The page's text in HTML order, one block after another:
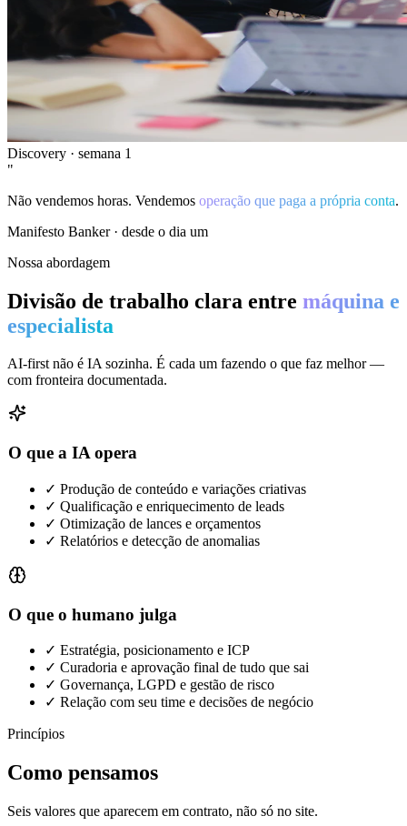
Discovery · semana 1
"
Não vendemos horas. Vendemos operação que paga a própria conta.
Manifesto Banker · desde o dia um
Nossa abordagem
Divisão de trabalho clara entre máquina e
especialista
AI-first não é IA sozinha. É cada um fazendo o que faz melhor —
com fronteira documentada.
O que a IA opera
✓ Produção de conteúdo e variações criativas
✓ Qualificação e enriquecimento de leads
✓ Otimização de lances e orçamentos
✓ Relatórios e detecção de anomalias
O que o humano julga
✓ Estratégia, posicionamento e ICP
✓ Curadoria e aprovação final de tudo que sai
✓ Governança, LGPD e gestão de risco
✓ Relação com seu time e decisões de negócio
Princípios
Como pensamos
Seis valores que aparecem em contrato, não só no site.